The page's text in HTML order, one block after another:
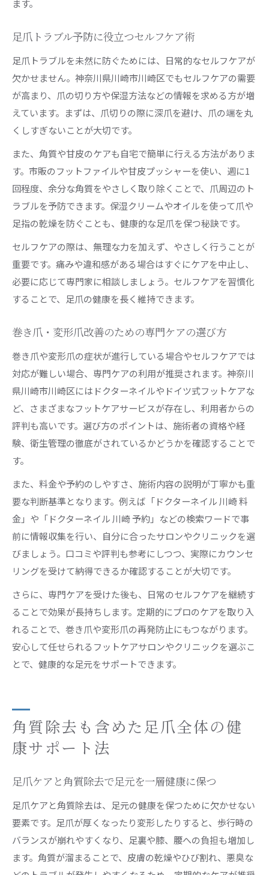
ます。
足爪トラブル予防に役立つセルフケア術
足爪トラブルを未然に防ぐためには、日常的なセルフケアが
欠かせません。神奈川県川崎市川崎区でもセルフケアの需要
が高まり、爪の切り方や保湿方法などの情報を求める方が増
えています。まずは、爪切りの際に深爪を避け、爪の端を丸
くしすぎないことが大切です。
また、角質や甘皮のケアも自宅で簡単に行える方法がありま
す。市販のフットファイルや甘皮プッシャーを使い、週に1
回程度、余分な角質をやさしく取り除くことで、爪周辺のト
ラブルを予防できます。保湿クリームやオイルを使って爪や
足指の乾燥を防ぐことも、健康的な足爪を保つ秘訣です。
セルフケアの際は、無理な力を加えず、やさしく行うことが
重要です。痛みや違和感がある場合はすぐにケアを中止し、
必要に応じて専門家に相談しましょう。セルフケアを習慣化
することで、足爪の健康を長く維持できます。
巻き爪・変形爪改善のための専門ケアの選び方
巻き爪や変形爪の症状が進行している場合やセルフケアでは
対応が難しい場合、専門ケアの利用が推奨されます。神奈川
県川崎市川崎区にはドクターネイルやドイツ式フットケアな
ど、さまざまなフットケアサービスが存在し、利用者からの
評判も高いです。選び方のポイントは、施術者の資格や経
験、衛生管理の徹底がされているかどうかを確認することで
す。
また、料金や予約のしやすさ、施術内容の説明が丁寧かも重
要な判断基準となります。例えば「ドクターネイル 川崎 料
金」や「ドクターネイル 川崎 予約」などの検索ワードで事
前に情報収集を行い、自分に合ったサロンやクリニックを選
びましょう。口コミや評判も参考にしつつ、実際にカウンセ
リングを受けて納得できるか確認することが大切です。
さらに、専門ケアを受けた後も、日常のセルフケアを継続す
ることで効果が長持ちします。定期的にプロのケアを取り入
れることで、巻き爪や変形爪の再発防止にもつながります。
安心して任せられるフットケアサロンやクリニックを選ぶこ
とで、健康的な足元をサポートできます。
角質除去も含めた足爪全体の健
康サポート法
足爪ケアと角質除去で足元を一層健康に保つ
足爪ケアと角質除去は、足元の健康を保つために欠かせない
要素です。足爪が厚くなったり変形したりすると、歩行時の
バランスが崩れやすくなり、足裏や膝、腰への負担も増加し
ます。角質が溜まることで、皮膚の乾燥やひび割れ、悪臭な